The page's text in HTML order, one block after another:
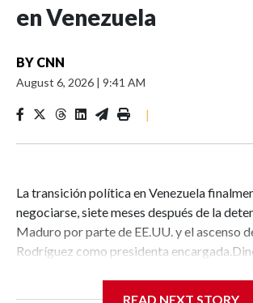
en Venezuela
BY CNN
August 6, 2026 | 9:41 AM
|
La transición política en Venezuela
negociarse, siete meses después de la
Maduro por parte de EE.UU. y el ascenso
Rodríguez como presidenta
READ NEXT STORY